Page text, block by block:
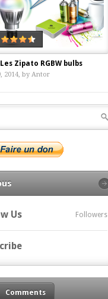
Zipato RGBW bulbs
2014, by Antor
Us Followers
Comments